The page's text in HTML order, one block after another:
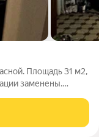
Площадь 31 м2,
заменены.